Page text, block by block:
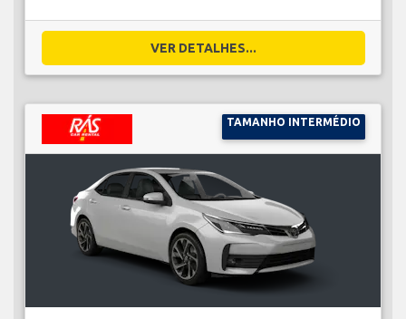
VER DETALHES...
TAMANHO INTERMÉDIO